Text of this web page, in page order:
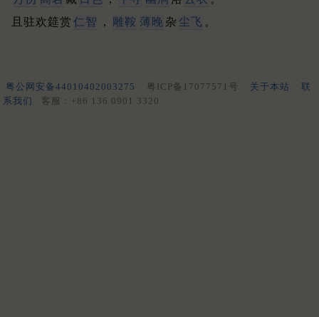
且驻欢筵赏 仁智 ， 雕鞍 薄晚 杂 尘飞 。
粤公网安备44010402003275 粤ICP备17077571号 关于本站
联
系我们
客服：+86 136 0901 3320